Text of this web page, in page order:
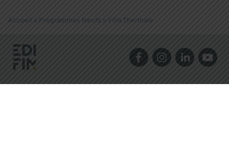
Accueil » Programmes Neufs » Villa Thermale